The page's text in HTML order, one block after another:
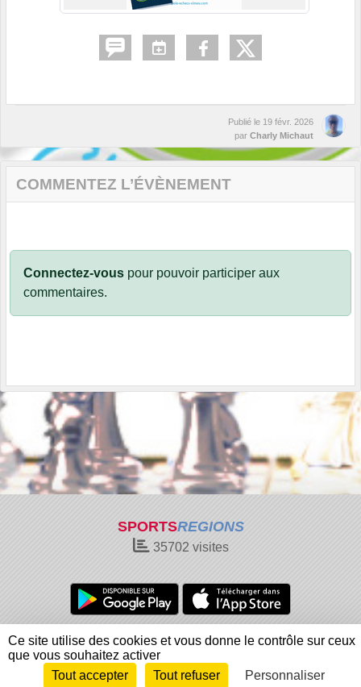
Publié le 19 févr. 2026
par Charly Michaut
COMMENTEZ L’ÉVÈNEMENT
Connectez-vous pour pouvoir participer aux
commentaires.
SPORTSREGIONS
35702 visites
Charte cookies
Gestion des cookies
Informations légales
Signaler un contenu inapproprié
Envie de participer ?
Connexion
Ce site utilise des cookies et vous donne le contrôle sur ceux
que vous souhaitez activer
Tout accepter
Tout refuser Personnaliser